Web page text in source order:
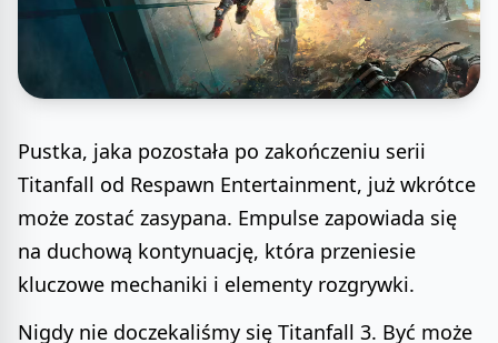
Pustka, jaka pozostała po zakończeniu serii
Titanfall od Respawn Entertainment, już wkrótce
może zostać zasypana. Empulse zapowiada się
na duchową kontynuację, która przeniesie
kluczowe mechaniki i elementy rozgrywki.
Nigdy nie doczekaliśmy się Titanfall 3. Być może